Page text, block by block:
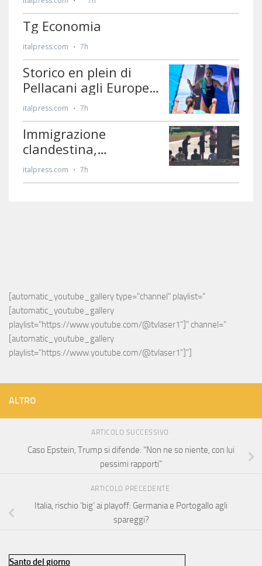
[automatic_youtube_gallery type="channel" playlist="
[automatic_youtube_gallery
playlist="https://www.youtube.com/@tvlaser1"]" channel="
[automatic_youtube_gallery
playlist="https://www.youtube.com/@tvlaser1"]"]
ALTRO
ARTICOLO SUCCESSIVO
Caso Epstein, Trump si difende: “Non ne so niente, con lui
pessimi rapporti”
ARTICOLO PRECEDENTE
Italia, rischio ‘big’ ai playoff: Germania e Portogallo agli
spareggi?
Santo del giorno